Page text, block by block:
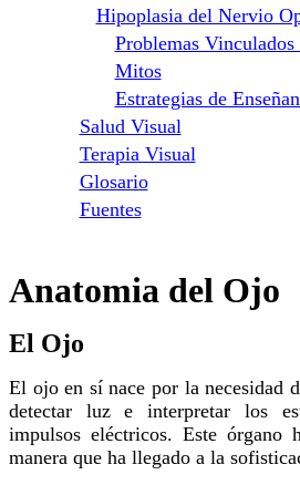
Hipoplasia del Nervio
Problemas
Mitos
Estrategias de
Salud Visual
Terapia Visual
Glosario
Fuentes
Anatomia del Ojo
El Ojo
El ojo en sí nace por la necesidad
detectar luz e interpretar los
impulsos eléctricos. Este órgano
manera que ha llegado a la